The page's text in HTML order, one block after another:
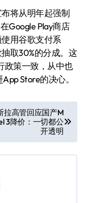
将从明年起强制
Google Play商店
用谷歌支付系
取30%的分成。这
政策一致，从中也
Store的决心。
拉高管回应国产M
3降价：一切都公
开透明